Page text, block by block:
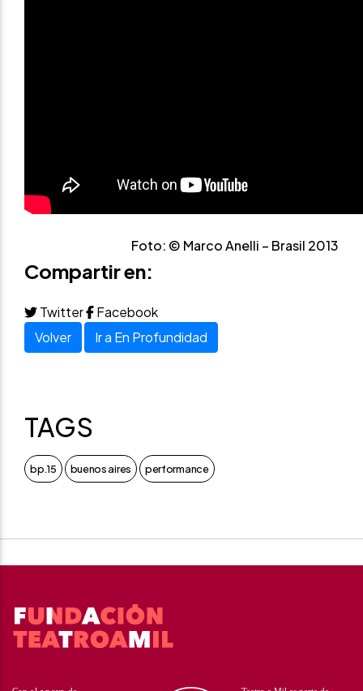
Foto: © Marco Anelli – Brasil 2013
Compartir en:
Twitter
Facebook
Volver
Ir a En Profundidad
TAGS
bp.15 buenos aires performance